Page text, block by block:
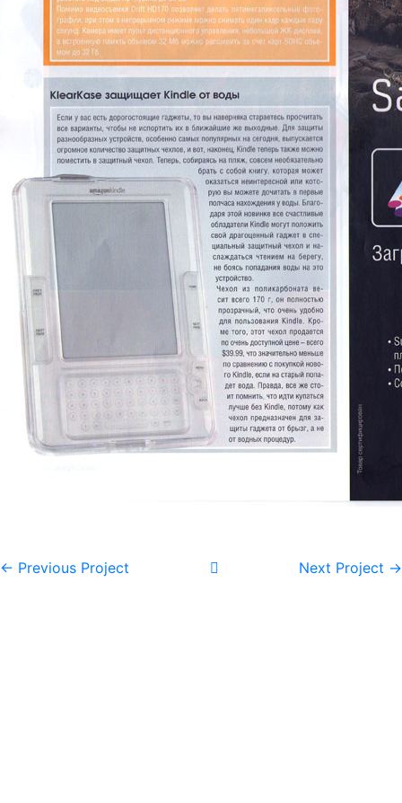
← Previous Project Next Project →